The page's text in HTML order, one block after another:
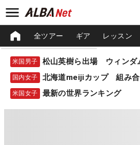
全ツアー ギア レッスン
米国男子 松山英樹ら出場 ウィンダ
国内女子 北海道meijiカップ 組み
米国女子 最新の世界ランキング